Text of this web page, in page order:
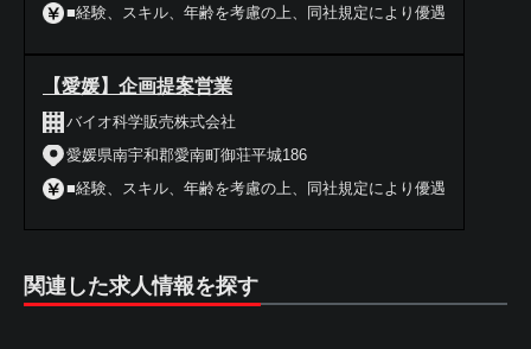
■経験、スキル、年齢を考慮の上、同社規定により優遇
【愛媛】企画提案営業
バイオ科学販売株式会社
愛媛県南宇和郡愛南町御荘平城186
■経験、スキル、年齢を考慮の上、同社規定により優遇
関連した求人情報を探す